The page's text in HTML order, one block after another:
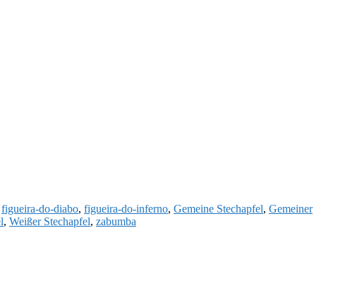
figueira-do-diabo, figueira-do-inferno, Gemeine Stechapfel, Gemeiner
, Weißer Stechapfel, zabumba